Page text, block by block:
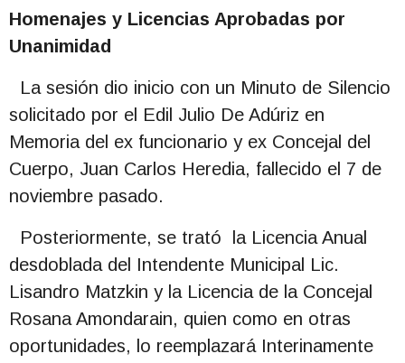
Homenajes y Licencias Aprobadas por
Unanimidad
La sesión dio inicio con un Minuto de Silencio
solicitado por el Edil Julio De Adúriz en
Memoria del ex funcionario y ex Concejal del
Cuerpo, Juan Carlos Heredia, fallecido el 7 de
noviembre pasado.
Posteriormente, se trató la Licencia Anual
desdoblada del Intendente Municipal Lic.
Lisandro Matzkin y la Licencia de la Concejal
Rosana Amondarain, quien como en otras
oportunidades, lo reemplazará Interinamente